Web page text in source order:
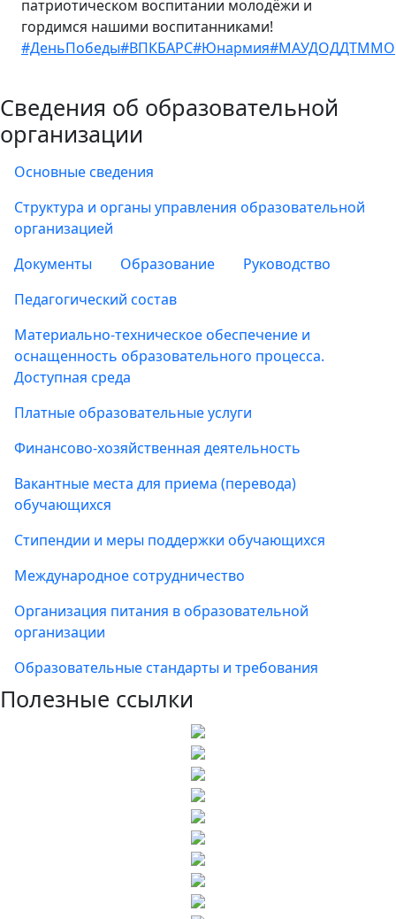
патриотическом воспитании молодёжи и
гордимся нашими воспитанниками!
#ДеньПобеды#ВПКБАРС#Юнармия#МАУДОДДТММО
Сведения об образовательной
организации
Основные сведения
Структура и органы управления образовательной
организацией
Документы
Образование
Руководство
Педагогический состав
Материально-техническое обеспечение и
оснащенность образовательного процесса.
Доступная среда
Платные образовательные услуги
Финансово-хозяйственная деятельность
Вакантные места для приема (перевода)
обучающихся
Стипендии и меры поддержки обучающихся
Международное сотрудничество
Организация питания в образовательной
организации
Образовательные стандарты и требования
Полезные ссылки